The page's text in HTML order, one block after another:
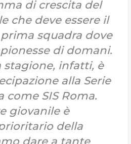
di crescita del
che deve essere il
squadra dove
di domani.
stagione, infatti, è
alla Serie
come SIS Roma.
giovanile è
della
dare a tante